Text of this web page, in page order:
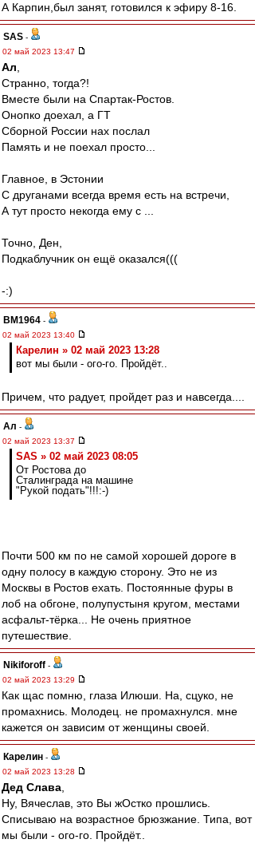
А Карпин,был занят, готовился к эфиру 8-16.
SAS -
02 май 2023 13:47
Ал
Странно, тогда?!
Вместе были на Спартак-Ростов.
Онопко доехал, а ГТ
Сборной России нах послал
Память и не поехал просто...
Главное, в Эстонии
С друганами всегда время есть на встречи,
А тут просто некогда ему с ...
Точно, Ден,
Подкаблучник он ещё оказался(((
-:)
BM1964 -
02 май 2023 13:40
Карелин » 02 май 2023 13:28
вот мы были - ого-го. Пройдёт..
Причем, что радует, пройдет раз и навсегда....
Ал -
02 май 2023 13:37
SAS » 02 май 2023 08:05
От Ростова до
Сталинграда на машине
"Рукой подать"!!!:-)
Почти 500 км по не самой хорошей дороге в
одну полосу в каждую сторону. Это не из
Москвы в Ростов ехать. Постоянные фуры в
лоб на обгоне, полупустыня кругом, местами
асфальт-тёрка... Не очень приятное
путешествие.
Nikiforoff -
02 май 2023 13:29
Как щас помню, глаза Илюши. На, сцуко, не
промахнись. Молодец. не промахнулся. мне
кажется он зависим от женщины своей.
Карелин -
02 май 2023 13:28
Дед Слава
Ну, Вячеслав, это Вы жОстко прошлись.
Списываю на возрастное брюзжание. Типа, вот
мы были - ого-го. Пройдёт..